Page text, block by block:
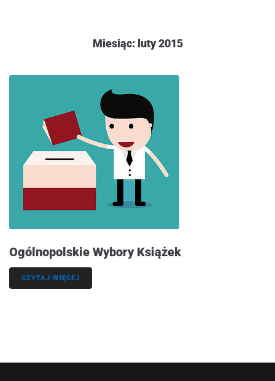
Miesiąc: luty 2015
Ogólnopolskie Wybory Książek
CZYTAJ WIĘCEJ